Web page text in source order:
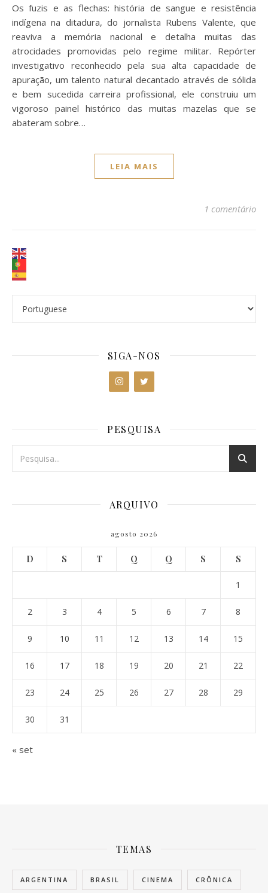
Os fuzis e as flechas: história de sangue e resistência
indígena na ditadura, do jornalista Rubens Valente, que
reaviva a memória nacional e detalha muitas das
atrocidades promovidas pelo regime militar. Repórter
investigativo reconhecido pela sua alta capacidade de
apuração, um talento natural decantado através de sólida
e bem sucedida carreira profissional, ele construiu um
vigoroso painel histórico das muitas mazelas que se
abateram sobre…
LEIA MAIS
1 comentário
SIGA-NOS
PESQUISA
ARQUIVO
agosto 2026
D S T Q Q S S
1
2 3 4 5 6 7 8
9 10 11 12 13 14 15
16 17 18 19 20 21 22
23 24 25 26 27 28 29
30 31
« set
TEMAS
ARGENTINA BRASIL CINEMA CRÔNICA